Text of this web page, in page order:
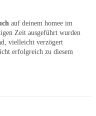
auf deinem homee im
Zeit ausgeführt wurden
vielleicht verzögert
erfolgreich zu diesem